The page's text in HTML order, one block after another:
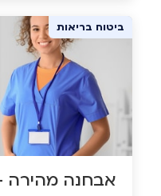
ביטוח בריאות
אבחנה מהירה